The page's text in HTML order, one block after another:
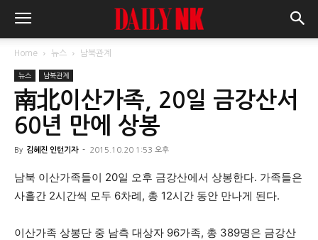
Home 뉴스 남북관계
뉴스 남북관계
南北이산가족, 20일 금강산서
60년 만에 상봉
By 김혜진 인턴기자 - 2015.10.20 1:53 오후
남북 이산가족들이 20일 오후 금강산에서 상봉한다. 가족들은
사흘간 2시간씩 모두 6차례, 총 12시간 동안 만나게 된다.
이산가족 상봉단 중 남측 대상자 96가족, 총 389명은 금강산